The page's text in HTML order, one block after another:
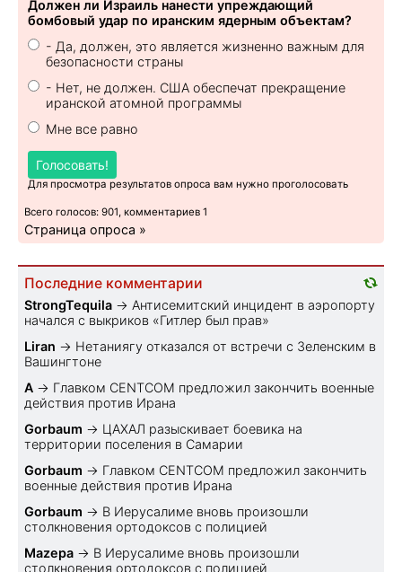
Должен ли Израиль нанести упреждающий
бомбовый удар по иранским ядерным объектам?
- Да, должен, это является жизненно важным для
безопасности страны
- Нет, не должен. США обеспечат прекращение
иранской атомной программы
Мне все равно
Голосовать!
Для просмотра результатов опроса вам нужно проголосовать
Всего голосов: 901, комментариев 1
Страница опроса »
Последние комментарии
StrongTequila → Антисемитский инцидент в аэропорту
начался с выкриков «Гитлер был прав»
Liran → Нетаниягу отказался от встречи с Зеленским в
Вашингтоне
A → Главком CENTCOM предложил закончить военные
действия против Ирана
Gorbaum → ЦАХАЛ разыскивает боевика на
территории поселения в Самарии
Gorbaum → Главком CENTCOM предложил закончить
военные действия против Ирана
Gorbaum → В Иерусалиме вновь произошли
столкновения ортодоксов с полицией
Mazepa → В Иерусалиме вновь произошли
столкновения ортодоксов с полицией